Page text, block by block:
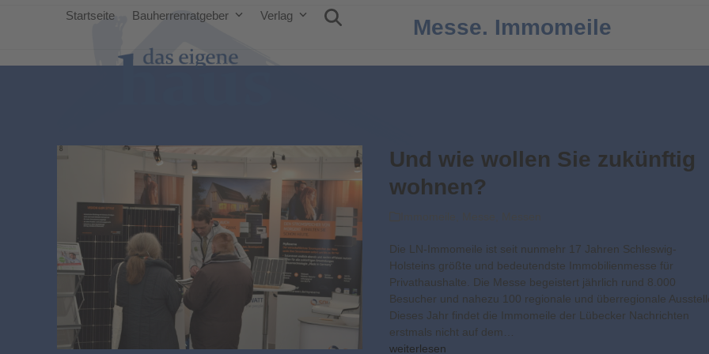
Startseite Bauherrenratgeber Verlag Messe. Immomeile
Und wie wollen Sie zukünftig
wohnen?
Die LN-Immomeile ist seit nunmehr 17 Jahren Schleswig-
Holsteins größte und bedeutendste Immobilienmesse für
Privathaushalte. Die Messe begeistert jährlich rund 8.000
Besucher und nahezu 100 regionale und überregionale
Dieses Jahr findet die Immomeile der Lübecker Nachrichten
erstmals nicht auf dem…
weiterlesen